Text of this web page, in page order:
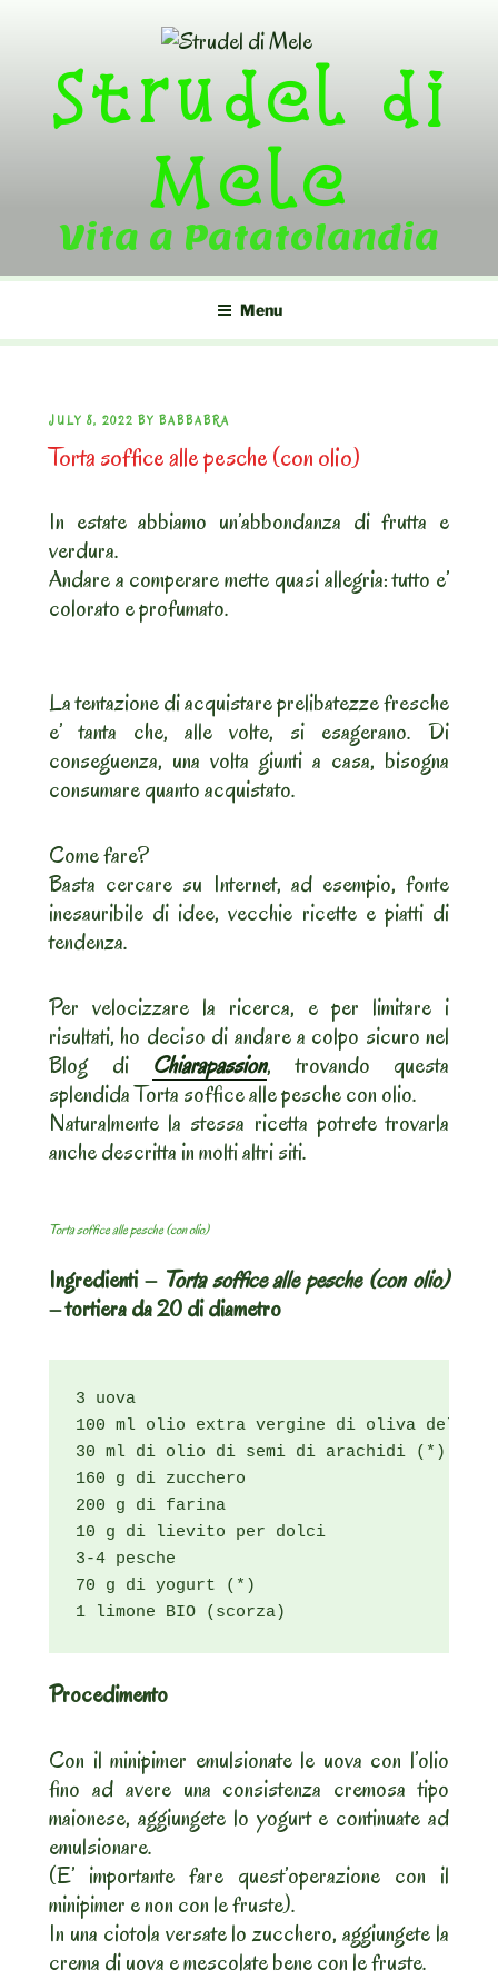
contentStrudel di
Mele
Vita a Patatolandia
Menu
POSTED
ON
JULY 8, 2022 BY BABBABRA
Torta soffice alle pesche (con olio)
In estate abbiamo un’abbondanza di frutta e
verdura.
Andare a comperare mette quasi allegria: tutto e’
colorato e profumato.
La tentazione di acquistare prelibatezze fresche
e’ tanta che, alle volte, si esagerano. Di
conseguenza, una volta giunti a casa, bisogna
consumare quanto acquistato.
Come fare?
Basta cercare su Internet, ad esempio, fonte
inesauribile di idee, vecchie ricette e piatti di
tendenza.
Per velocizzare la ricerca, e per limitare i
risultati, ho deciso di andare a colpo sicuro nel
Blog di Chiarapassion, trovando questa
splendida Torta soffice alle pesche con olio.
Naturalmente la stessa ricetta potrete trovarla
anche descritta in molti altri siti.
Torta soffice alle pesche (con olio)
Ingredienti – Torta soffice alle pesche (con olio)
– tortiera da 20 di diametro
3 uova
100 ml olio extra vergine di oliva
30 ml di olio di semi di arachidi (*)
160 g di zucchero
200 g di farina
10 g di lievito per dolci
3-4 pesche
70 g di yogurt (*)
1 limone BIO (scorza)
Procedimento
Con il minipimer emulsionate le uova con l’olio
fino ad avere una consistenza cremosa tipo
maionese, aggiungete lo yogurt e continuate ad
emulsionare.
(E’ importante fare quest’operazione con il
minipimer e non con le fruste).
In una ciotola versate lo zucchero, aggiungete la
crema di uova e mescolate bene con le fruste.